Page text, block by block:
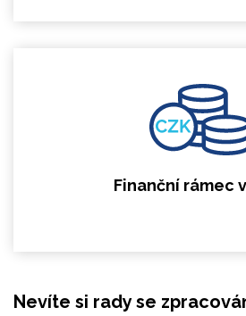
Finanční rámec
Nevíte si rady se